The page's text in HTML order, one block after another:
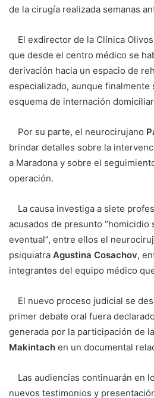
de la cirugía realizada semanas
El exdirector de la Clínica
que desde el centro médico se
derivación hacia un espacio de
especializado, aunque finalmente
esquema de internación
Por su parte, el neurocirujano
brindar detalles sobre la
a Maradona y sobre el
operación.
La causa investiga a siete
acusados de presunto “homicidio
eventual”, entre ellos el
psiquiatra Agustina Cosachov,
integrantes del equipo médico
El nuevo proceso judicial se
primer debate oral fuera
generada por la participación de
Makintach en un documental
Las audiencias continuarán en
nuevos testimonios y